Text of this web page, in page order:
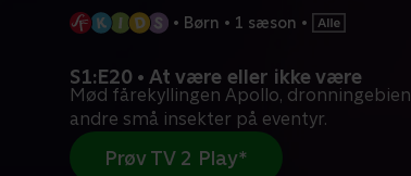
• Børn • 1 sæson •
S1:E20 • At være eller ikke være
Mød fårekyllingen Apollo,
andre små insekter på eventyr.
Prøv TV 2 Play*